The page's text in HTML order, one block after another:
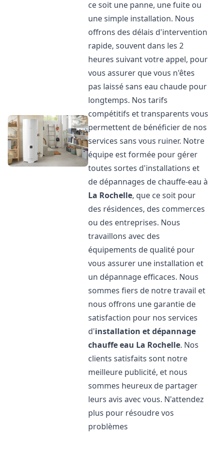
ce soit une panne, une fuite ou
une simple installation. Nous
offrons des délais d'intervention
rapide, souvent dans les 2
heures suivant votre appel, pour
vous assurer que vous n'êtes
pas laissé sans eau chaude pour
longtemps. Nos tarifs
compétitifs et transparents vous
permettent de bénéficier de nos
services sans vous ruiner. Notre
équipe est formée pour gérer
toutes sortes d'installations et
de dépannages de chauffe-eau à
La Rochelle, que ce soit pour
des résidences, des commerces
ou des entreprises. Nous
travaillons avec des
équipements de qualité pour
vous assurer une installation et
un dépannage efficaces. Nous
sommes fiers de notre travail et
nous offrons une garantie de
satisfaction pour nos services
d'installation et dépannage
chauffe eau La Rochelle. Nos
clients satisfaits sont notre
meilleure publicité, et nous
sommes heureux de partager
leurs avis avec vous. N'attendez
plus pour résoudre vos
problèmes